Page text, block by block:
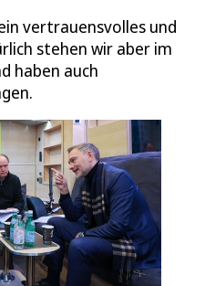
vertrauensvolles und
stehen wir aber im
haben auch